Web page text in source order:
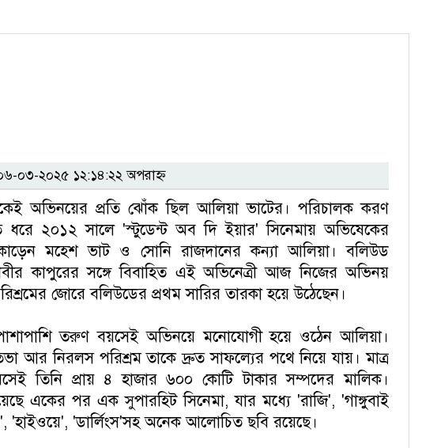
০৩-২০২৫ ১২:১৪:২২ অপরাহ্ন
অভিনয়ের প্রতি ঝোঁক ছিল আলিয়া ভাটের। পরিচালক করণ
ধরে ২০১২ সালে 'স্টুডেন্ট অব দি ইয়ার' সিনেমায় অভিষেকের
মহেশ ভাট ও সোনি রাজদানের কন্যা আলিয়া। বলিউড
কাপুরের সঙ্গে বিবাহিত এই অভিনেত্রী আজ নিজের অভিনয়
জোরে বলিউডের প্রথম সারির তারকা হয়ে উঠেছেন।
তরুণ বয়সেই অভিনয়ে মনোযোগী হয়ে ওঠেন আলিয়া।
আর নিরলস পরিশ্রম তাকে দ্রুত সাফল্যের পথে নিয়ে যায়। মাত্র
তিনি প্রায় ৪ হাজার ৬০০ কোটি টাকার সম্পদের মালিক।
একের পর এক সুপারহিট সিনেমা, যার মধ্যে 'রাজি', 'গাঙ্গুবাই
'হাইওয়ে', 'ডার্লিংস'সহ অনেক আলোচিত ছবি রয়েছে।